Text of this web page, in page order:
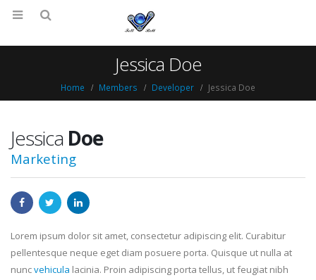
Jessica Doe
Home Members Developer Jessica Doe
Jessica Doe
Marketing
Lorem ipsum dolor sit amet, consectetur adipiscing elit. Curabitur
pellentesque neque eget diam posuere porta. Quisque ut nulla at
nuncvehicula lacinia. Proin adipiscing porta tellus, ut feugiat nibh